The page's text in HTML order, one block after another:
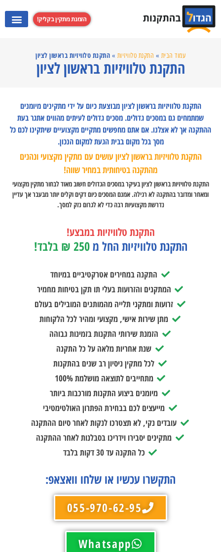
הזמנת מתקין בקליק!
עמוד הבית » התקנת טלוויזיות » התקנת טלוויזיות בראשון לציון
התקנת טלוויזיות בראשון לציון
התקנת טלוויזיות בראשון לציון מבוצעת כיום על ידי מתקינים מיומנים
שמתמחים גם במסכים גדולים. מסכים גדולים לעיתים מהווים אתגר בעת
ההתקנה אך לא אצלנו. אם אתם מחפשים מתקיים מקצועיים שיתקינו לכם כל
מסך בכל מקום בבית הגעת למקום הנכון.
התקנת טלוויזיות בראשון לציון עושים עם מתקין מקצועי ונהנים
מהתקנה בטיחותית במחיר שווה!
התקנת טלוויזיות בראשון לציון בעיקר במסכים הגדולים חשוב מאוד לבחור מתקין מקצועי
ומאחר ומדובר בהתקנה לא רגילה. אמנם המסכים כיום דקים וקלים יותר מבעבר אך עדיין
נדרשת מקצועיות רבה כדי לא לגרום נזק למסך.
התקנת טלוויזיות במבצע!
התקנת טלוויזיות החל מ250 ₪ בלבד!
התקנה במחירים אטרקטיביים במיוחד
המתקנים והזרועות בעלי תו תקן בטיחות מחמיר
זרועות ומתקני תלייה מהמותגים המובילים בעולם
מתן שירות אישי, מקצועי ומהיר לכל הלקוחות
הזמנת שירותי התקנות בזמינות גבוהה
שנת אחריות מלאה על כל התקנה
לכל מתקין ניסיון רב שנים בהתקנות
מתחייבים לתוצאה מושלמת 100%
מיומנים ביצוע התקנות מורכבות ביותר
מייעצים לכם בבחירת הפתרון האולטימטיבי
עובדים נקי, לא תצטרכו לנקות לאחר סיום ההתקנה
מתקינים יסבירו וידריכו בסבלנות לאחר ההתקנה
כל התקנה עד 30 דקות בלבד
התקשרו עכשיו או שלחו וואצאפ:
055-970-62-95
Whatsapp